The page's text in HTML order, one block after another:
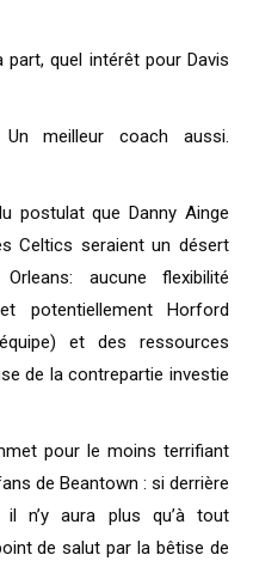
quel intérêt pour Davis
meilleur coach aussi.
postulat que Danny Ainge
Celtics seraient un désert
aucune flexibilité
potentiellement Horford
et des ressources
de la contrepartie investie
pour le moins terrifiant
de Beantown : si derrière
n’y aura plus qu’à tout
de salut par la bêtise de